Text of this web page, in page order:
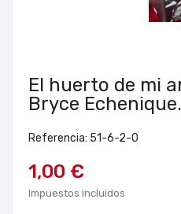
El huerto de mi
Bryce Echenique.
Referencia: 51-6-2-0
1,00 €
Impuestos incluidos